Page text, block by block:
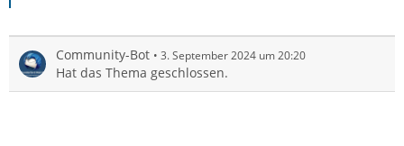
Community-Bot 3. September 2024 um 20:20
Hat das Thema geschlossen.